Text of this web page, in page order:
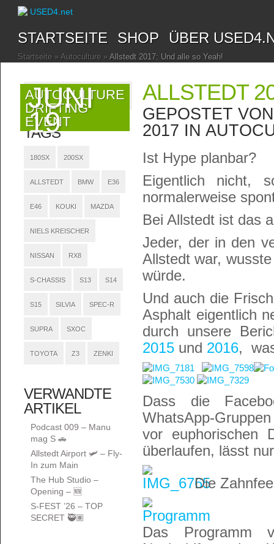
STARTSEITE SHOP ÜBER
Startseite » Autoculture » Allstedt 2017: Und alle so Yeah!
AUTOCULTURE
DRIFTING
EVENT
JUNI
19
TAGS
180SX 200SX
ALLSTEDT BMW E36
E46 KOUKI MAZDA
NIELS KREISCHER
NISSAN RX8
S-CHASSIS S13 S14
S15 SILVIA SPEC-R
SUPRA SXOC
TOYOTA Z3 ZENKI
VERWANDTE
ARTIKEL
Podcast 009 – Manu
mag S 🚗
Allstedt Airport 🛩️ – Fly-
In zum Main
The Hub Studio –
Opening – 🆕
S-FEST ’26 – TOP
SECRET 🥷🏽
ALLSTEDT
GEPOSTET
2017 IN
Ist Hype planbar?
Eigentlich nicht,
normalerweise
Bei Allstedt ist das
Jeder, der in den
Allstedt war,
würde.
Und auch die
Asphalt eigentlich
durch unsere
2015 und 2016,
Dass die
WhatsApp-
vor euphorischen
überlaufen, lässt
Die
Das Programm